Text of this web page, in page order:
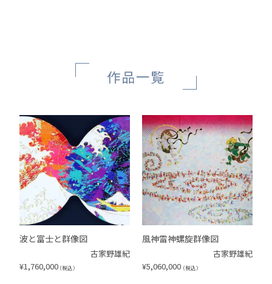
作品一覧
波と富士と群像図
古家野雄紀
¥1,760,000 （税込）
風神雷神螺旋群像図
古家野雄紀
¥5,060,000 （税込）